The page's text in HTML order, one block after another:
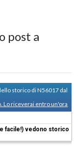
post a
storico di N56017 dal
Lo riceverai entro un'ora
facile!) vedono storico